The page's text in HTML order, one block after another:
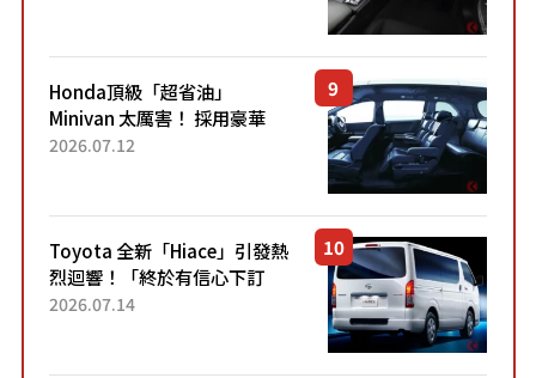
Honda頂級「超省油」
Minivan 太厲害！ 採用豪華
「真皮座椅」與專屬「黑色內
「三...
2026.07.12
Toyota 全新「Hiace」引發熱
烈迴響！「終於有信心下訂
了！」「哪個等級交車最
2026.07.14